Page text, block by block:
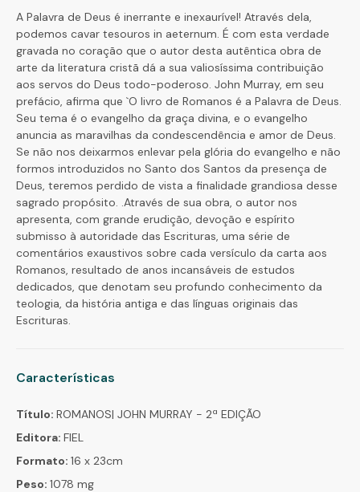
A Palavra de Deus é inerrante e inexaurível! Através dela,
podemos cavar tesouros in aeternum. É com esta verdade
gravada no coração que o autor desta autêntica obra de
arte da literatura cristã dá a sua valiosíssima contribuição
aos servos do Deus todo-poderoso. John Murray, em seu
prefácio, afirma que `O livro de Romanos é a Palavra de Deus.
Seu tema é o evangelho da graça divina, e o evangelho
anuncia as maravilhas da condescendência e amor de Deus.
Se não nos deixarmos enlevar pela glória do evangelho e não
formos introduzidos no Santo dos Santos da presença de
Deus, teremos perdido de vista a finalidade grandiosa desse
sagrado propósito. .Através de sua obra, o autor nos
apresenta, com grande erudição, devoção e espírito
submisso à autoridade das Escrituras, uma série de
comentários exaustivos sobre cada versículo da carta aos
Romanos, resultado de anos incansáveis de estudos
dedicados, que denotam seu profundo conhecimento da
teologia, da história antiga e das línguas originais das
Escrituras.
Características
Título: ROMANOS| JOHN MURRAY - 2ª EDIÇÃO
Editora: FIEL
Formato: 16 x 23cm
Peso: 1078 mg